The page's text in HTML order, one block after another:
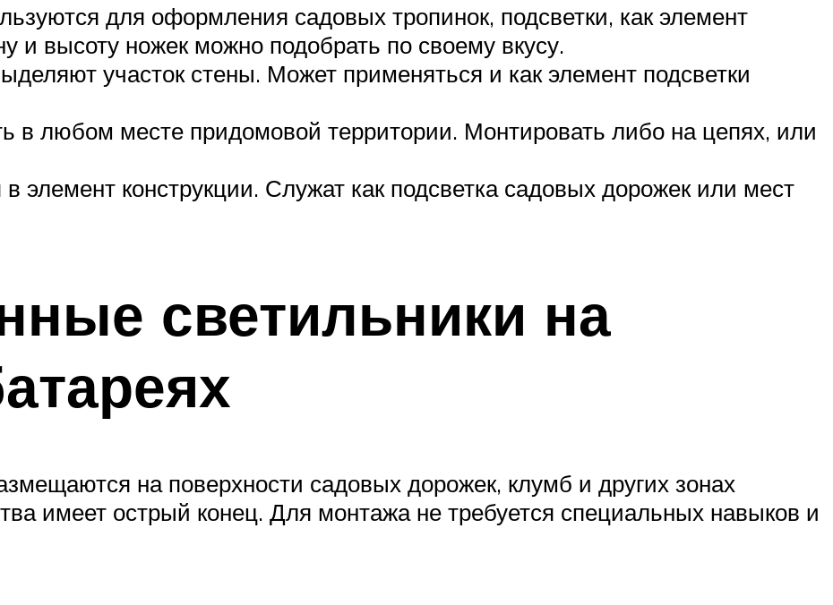
для оформления садовых тропинок, подсветки, как элемент
и высоту ножек можно подобрать по своему вкусу.
участок стены. Может применяться и как элемент подсветки
любом месте придомовой территории. Монтировать либо на цепях, или
элемент конструкции. Служат как подсветка садовых дорожек или мест
светильники на
на поверхности садовых дорожек, клумб и других зонах
имеет острый конец. Для монтажа не требуется специальных навыков и